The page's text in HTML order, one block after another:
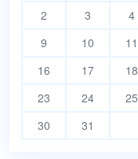
2
3 4
9
10 11
16
17 18
23
24 25
30
31